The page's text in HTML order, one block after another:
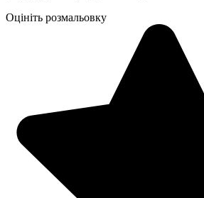
Оцініть розмальовку